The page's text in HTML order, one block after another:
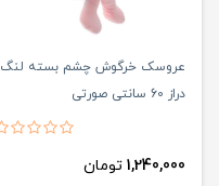
عروسک خرگوش چشم بسته لنگ
دراز 60 سانتی صورتی
1,240,000 تومان